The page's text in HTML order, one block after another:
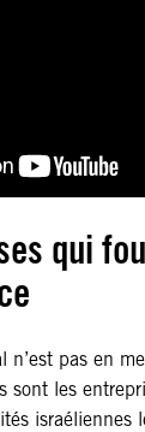
qui
n’est pas en
sont les
israéliennes